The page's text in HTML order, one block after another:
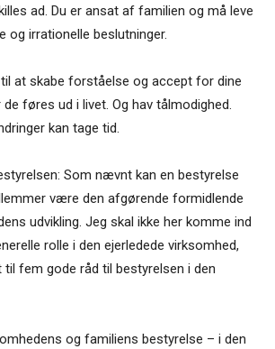
ad. Du er ansat af familien og må leve
og irrationelle beslutninger.
til at skabe forståelse og accept for dine
føres ud i livet. Og hav tålmodighed.
kan tage tid.
Som nævnt kan en bestyrelse
være den afgørende formidlende
udvikling. Jeg skal ikke her komme ind
rolle i den ejerledede virksomhed,
fem gode råd til bestyrelsen i den
og familiens bestyrelse – i den